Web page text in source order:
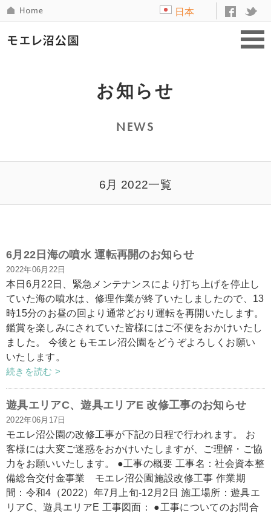
日本
お知らせ
NEWS
6月 2022一覧
6月22日海の噴水 運転再開のお知らせ
2022年06月22日
本日6月22日、緊急メンテナンスにより打ち上げを停止し
ていた海の噴水は、修理作業が終了いたしましたので、13
時15分のお昼の回より通常どおり運転を再開いたします。
鑑賞を楽しみにされていた皆様にはご不便をおかけいたし
ました。 今後ともモエレ沼公園をどうぞよろしくお願い
いたします。
続きを読む >
遊具エリアC、遊具エリアE 改修工事のお知らせ
2022年06月17日
モエレ沼公園の改修工事が下記の日程で行われます。 お
客様には大変ご迷惑をおかけいたしますが、ご理解・ご協
力をお願いいたします。 ●工事の概要 工事名：社会資本整
備総合交付金事業 モエレ沼公園施設改修工事 作業期
間：令和4（2022）年7月上旬‐12月2日 施工場所：遊具エ
リアC、遊具エリアE 工事図面： ●工事についてのお問合